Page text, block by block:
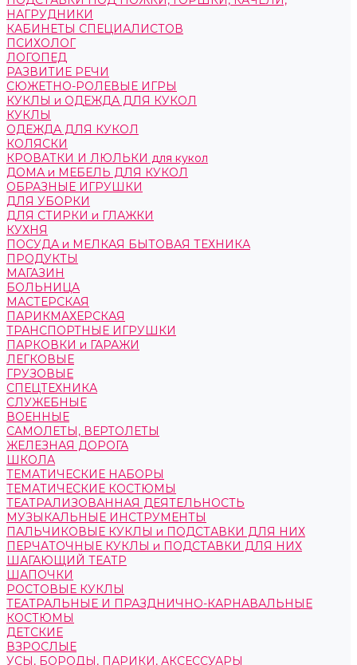
НАГРУДНИКИ
КАБИНЕТЫ СПЕЦИАЛИСТОВ
ПСИХОЛОГ
ЛОГОПЕД
РАЗВИТИЕ РЕЧИ
СЮЖЕТНО-РОЛЕВЫЕ ИГРЫ
КУКЛЫ и ОДЕЖДА ДЛЯ КУКОЛ
КУКЛЫ
ОДЕЖДА ДЛЯ КУКОЛ
КОЛЯСКИ
КРОВАТКИ И ЛЮЛЬКИ для кукол
ДОМА и МЕБЕЛЬ ДЛЯ КУКОЛ
ОБРАЗНЫЕ ИГРУШКИ
ДЛЯ УБОРКИ
ДЛЯ СТИРКИ и ГЛАЖКИ
КУХНЯ
ПОСУДА и МЕЛКАЯ БЫТОВАЯ ТЕХНИКА
ПРОДУКТЫ
МАГАЗИН
БОЛЬНИЦА
МАСТЕРСКАЯ
ПАРИКМАХЕРСКАЯ
ТРАНСПОРТНЫЕ ИГРУШКИ
ПАРКОВКИ и ГАРАЖИ
ЛЕГКОВЫЕ
ГРУЗОВЫЕ
СПЕЦТЕХНИКА
СЛУЖЕБНЫЕ
ВОЕННЫЕ
САМОЛЕТЫ, ВЕРТОЛЕТЫ
ЖЕЛЕЗНАЯ ДОРОГА
ШКОЛА
ТЕМАТИЧЕСКИЕ НАБОРЫ
ТЕМАТИЧЕСКИЕ КОСТЮМЫ
ТЕАТРАЛИЗОВАННАЯ ДЕЯТЕЛЬНОСТЬ
МУЗЫКАЛЬНЫЕ ИНСТРУМЕНТЫ
ПАЛЬЧИКОВЫЕ КУКЛЫ и ПОДСТАВКИ ДЛЯ НИХ
ПЕРЧАТОЧНЫЕ КУКЛЫ и ПОДСТАВКИ ДЛЯ НИХ
ШАГАЮЩИЙ ТЕАТР
ШАПОЧКИ
РОСТОВЫЕ КУКЛЫ
ТЕАТРАЛЬНЫЕ И ПРАЗДНИЧНО-КАРНАВАЛЬНЫЕ
КОСТЮМЫ
ДЕТСКИЕ
ВЗРОСЛЫЕ
УСЫ, БОРОДЫ, ПАРИКИ, АКСЕССУАРЫ